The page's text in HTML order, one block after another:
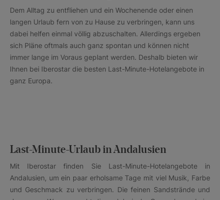
Dem Alltag zu entfliehen und ein Wochenende oder einen
langen Urlaub fern von zu Hause zu verbringen, kann uns
dabei helfen einmal völlig abzuschalten. Allerdings ergeben
sich Pläne oftmals auch ganz spontan und können nicht
immer lange im Voraus geplant werden. Deshalb bieten wir
Ihnen bei Iberostar die besten Last-Minute-Hotelangebote in
ganz Europa.
Last-Minute-Urlaub in Andalusien
Mit Iberostar finden Sie Last-Minute-Hotelangebote in
Andalusien, um ein paar erholsame Tage mit viel Musik, Farbe
und Geschmack zu verbringen. Die feinen Sandstrände und